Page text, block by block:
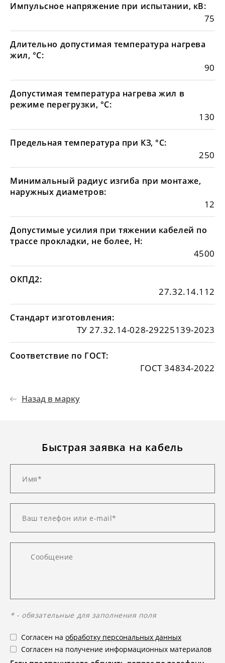
Импульсное напряжение при испытании, кВ:
75
Длительно допустимая температура нагрева
жил, °С:
90
Допустимая температура нагрева жил в
режиме перегрузки, °С:
130
Предельная температура при КЗ, °С:
250
Минимальный радиус изгиба при монтаже,
наружных диаметров:
12
Допустимые усилия при тяжении кабелей по
трассе прокладки, не более, Н:
4500
ОКПД2:
27.32.14.112
Стандарт изготовления:
ТУ 27.32.14-028-29225139-2023
Соответствие по ГОСТ:
ГОСТ 34834-2022
Назад в марку
Быстрая заявка на кабель
* - обязательные для заполнения поля
Согласен на обработку персональных данных
Согласен на получение информационных материалов